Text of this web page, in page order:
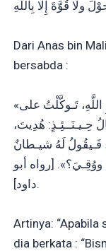
ولا قُوَّةَ إِلا بِاللَّهِ
Dari Anas bin
bersabda :
«إِذا خَرَجَ الرَّجُلُ مِنْ بَـيْـتِـهِ فقالَ: «بِسْمِ اللَّهِ، تَـوكَّلْتُ على
حِـيـنَــئِـذٍ: هُدِيتَ،
فَـيقُولُ لَهُ شيـطانٌ
[رواه أبو
داود].
Artinya: “Apabila
dia berkata :